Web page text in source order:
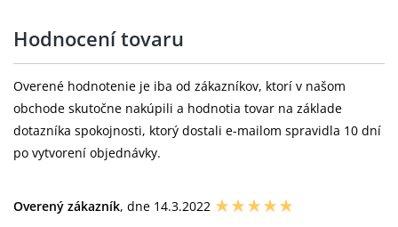
Hodnocení tovaru
Overené hodnotenie je iba od zákazníkov, ktorí v našom
obchode skutočne nakúpili a hodnotia tovar na základe
dotazníka spokojnosti, ktorý dostali e-mailom spravidla 10 dní
po vytvorení objednávky.
Overený zákazník, dne 14.3.2022